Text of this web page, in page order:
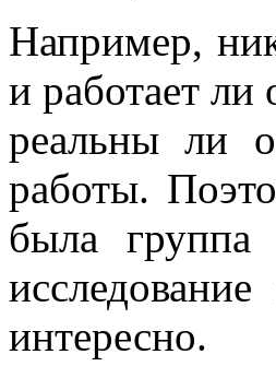
Например,
и работает
реальны ли
работы.
была группа
интересно.